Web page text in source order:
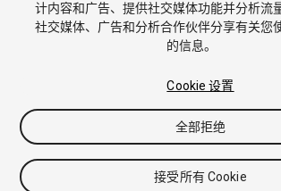
论坛 Asset Store
计内容和广告、提供社交媒体功能并分析流
社交媒体、广告和分析合作伙伴分享有关您
的信息。
Cookie 设置
全部拒绝
接受所有 Cookie